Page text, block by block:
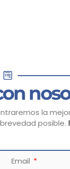
la
posible.
Email